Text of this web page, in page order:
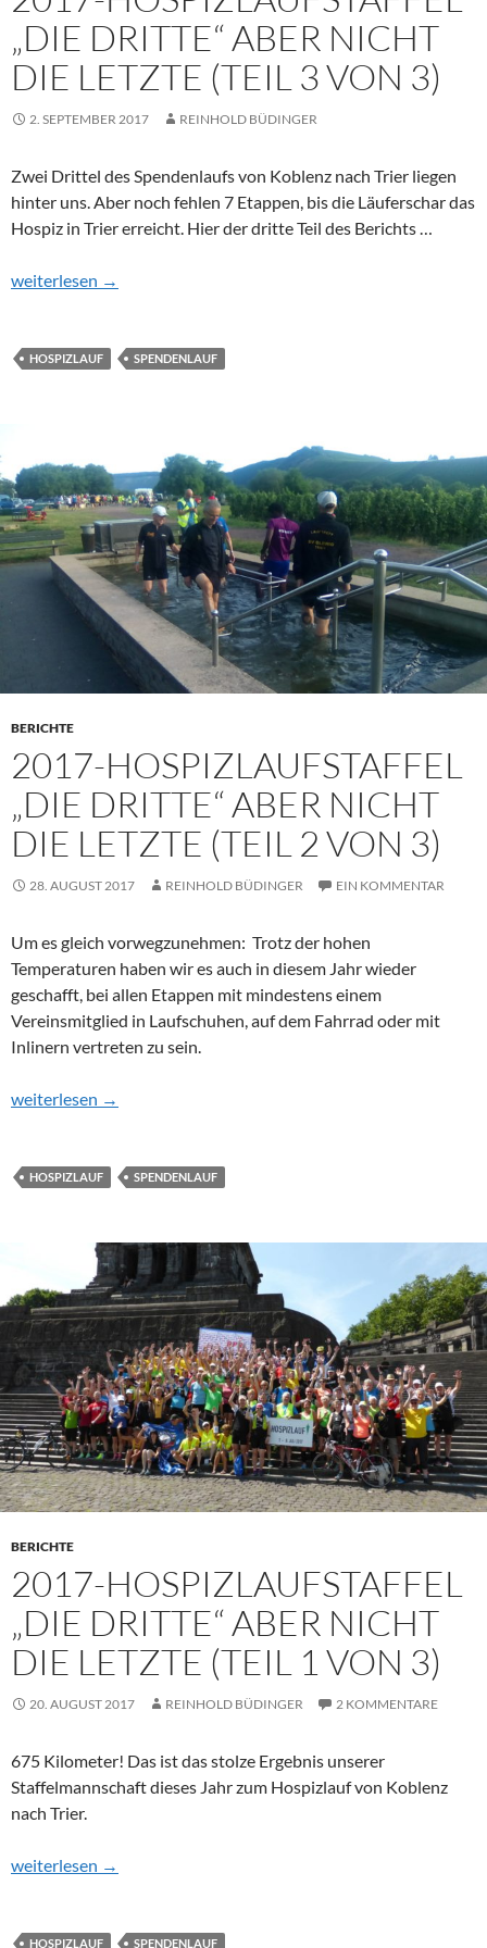
„DIE DRITTE“ ABER NICHT
DIE LETZTE (TEIL 3 VON 3)
2. SEPTEMBER 2017 REINHOLD BÜDINGER
Zwei Drittel des Spendenlaufs von Koblenz nach Trier liegen
hinter uns. Aber noch fehlen 7 Etappen, bis die Läuferschar das
Hospiz in Trier erreicht. Hier der dritte Teil des Berichts …
2017-Hospizlaufstaffel „die Dritte“ aber nicht die Letzte (Teil 3
weiterlesen →
HOSPIZLAUF SPENDENLAUF
BERICHTE
2017-HOSPIZLAUFSTAFFEL
„DIE DRITTE“ ABER NICHT
DIE LETZTE (TEIL 2 VON 3)
28. AUGUST 2017 REINHOLD BÜDINGER EIN KOMMENTAR
Um es gleich vorwegzunehmen: Trotz der hohen
Temperaturen haben wir es auch in diesem Jahr wieder
geschafft, bei allen Etappen mit mindestens einem
Vereinsmitglied in Laufschuhen, auf dem Fahrrad oder mit
Inlinern vertreten zu sein.
2017-Hospizlaufstaffel „die Dritte“ aber nicht die Letzte (Teil 2
weiterlesen →
HOSPIZLAUF SPENDENLAUF
BERICHTE
2017-HOSPIZLAUFSTAFFEL
„DIE DRITTE“ ABER NICHT
DIE LETZTE (TEIL 1 VON 3)
20. AUGUST 2017 REINHOLD BÜDINGER 2 KOMMENTARE
675 Kilometer! Das ist das stolze Ergebnis unserer
Staffelmannschaft dieses Jahr zum Hospizlauf von Koblenz
nach Trier.
2017-Hospizlaufstaffel „die Dritte“ aber nicht die Letzte (Teil 1
weiterlesen →
HOSPIZLAUF SPENDENLAUF